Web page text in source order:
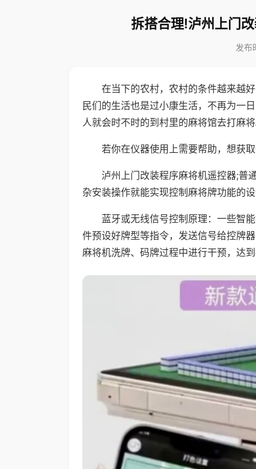
拆搭合理!泸州上门
发布
在当下的农村，农村的条件越来越
民们的生活也是过小康生活，不再为一
人就会时不时的到村里的麻将馆去打麻
若你在仪器使用上需要帮助，想获
泸州上门改装程序麻将机遥控器;普
杂安装操作就能实现控制麻将牌功能的设
蓝牙或无线信号控制原理：一些智
件预设好牌型等指令，发送信号给控牌
麻将机洗牌、码牌过程中进行干预，达到